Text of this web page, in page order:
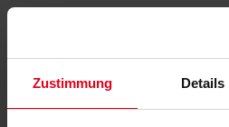
Zustimmung Details